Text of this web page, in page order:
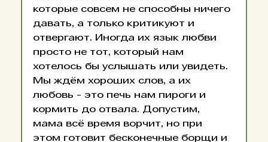
которые совсем не способны ничего
давать, а только критикуют и
отвергают. Иногда их язык любви
просто не тот, который нам
хотелось бы услышать или увидеть.
Мы ждём хороших слов, а их
любовь - это печь нам пироги и
кормить до отвала. Допустим,
мама всё время ворчит, но при
этом готовит бесконечные борщи и